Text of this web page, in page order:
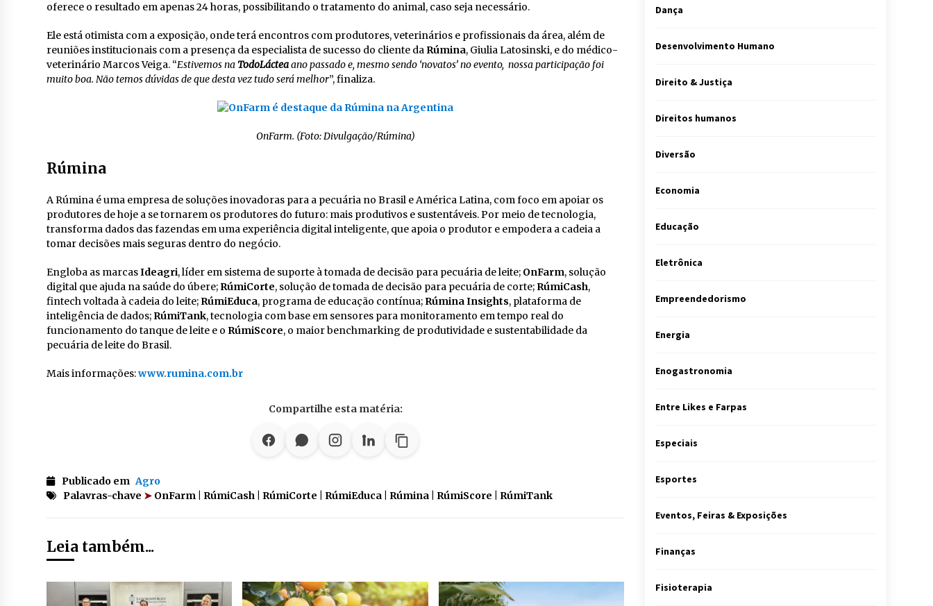
oferece o resultado em apenas 24 horas, possibilitando o tratamento do animal, caso seja necessário.
Ele está otimista com a exposição, onde terá encontros com produtores, veterinários e profissionais da área, além de
reuniões institucionais com a presença da especialista de sucesso do cliente da Rúmina, Giulia Latosinski, e do médico-
veterinário Marcos Veiga. “Estivemos naTodoLácteaano passado e, mesmo sendo ‘novatos’ no evento, nossa participação foi
muito boa. Não temos dúvidas de que desta vez tudo será melhor”, finaliza.
OnFarm. (Foto: Divulgação/Rúmina)
Rúmina
A Rúmina é uma empresa de soluções inovadoras para a pecuária no Brasil e América Latina, com foco em apoiar os
produtores de hoje a se tornarem os produtores do futuro: mais produtivos e sustentáveis. Por meio de tecnologia,
transforma dados das fazendas em uma experiência digital inteligente, que apoia o produtor e empodera a cadeia a
tomar decisões mais seguras dentro do negócio.
Engloba as marcasIdeagri, líder em sistema de suporte à tomada de decisão para pecuária de leite; OnFarm, solução
digital que ajuda na saúde do úbere; RúmiCorte, solução de tomada de decisão para pecuária de corte; RúmiCash,
fintech voltada à cadeia do leite; RúmiEduca, programa de educação contínua; Rúmina Insights, plataforma de
inteligência de dados; RúmiTank, tecnologia com base em sensores para monitoramento em tempo real do
funcionamento do tanque de leite e o RúmiScore, o maior benchmarking de produtividade e sustentabilidade da
pecuária de leite do Brasil.
Mais informações:www.rumina.com.br
Compartilhe esta matéria:
Publicado em Agro
Palavras-chave ➤ OnFarm | RúmiCash | RúmiCorte | RúmiEduca | Rúmina | RúmiScore | RúmiTank
Leia também...
Dança
Desenvolvimento Humano
Direito & Justiça
Direitos humanos
Diversão
Economia
Educação
Eletrônica
Empreendedorismo
Energia
Enogastronomia
Entre Likes e Farpas
Especiais
Esportes
Eventos, Feiras & Exposições
Finanças
Fisioterapia